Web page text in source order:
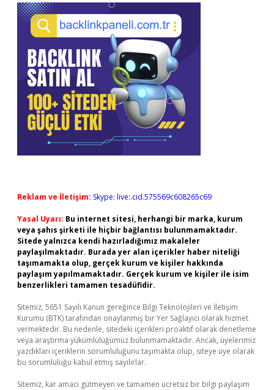
Reklam ve İletişim: Skype: live:.cid.575569c608265c69
Yasal Uyarı: Bu internet sitesi, herhangi bir marka, kurum
veya şahıs şirketi ile hiçbir bağlantısı bulunmamaktadır.
Sitede yalnızca kendi hazırladığımız makaleler
paylaşılmaktadır. Burada yer alan içerikler haber niteliği
taşımamakta olup, gerçek kurum ve kişiler hakkında
paylaşım yapılmamaktadır. Gerçek kurum ve kişiler ile isim
benzerlikleri tamamen tesadüfidir.
Sitemiz, 5651 Sayılı Kanun gereğince Bilgi Teknolojileri ve İletişim
Kurumu (BTK) tarafından onaylanmış bir Yer Sağlayıcı olarak hizmet
vermektedir. Bu nedenle, sitedeki içerikleri proaktif olarak denetleme
veya araştırma yükümlülüğümüz bulunmamaktadır. Ancak, üyelerimiz
yazdıkları içeriklerin sorumluluğunu taşımakta olup, siteye üye olarak
bu sorumluluğu kabul etmiş sayılırlar.
Sitemiz, kar amacı gütmeyen ve tamamen ücretsiz bir bilgi paylaşım